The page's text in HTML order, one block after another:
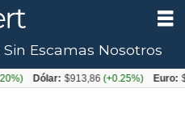
Sin Escamas Nosotros
Dólar: $913,86(+0.25%) Euro: